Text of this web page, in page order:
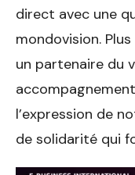
direct avec une
mondovision.
un partenaire du
l’expression de
de solidarité qui